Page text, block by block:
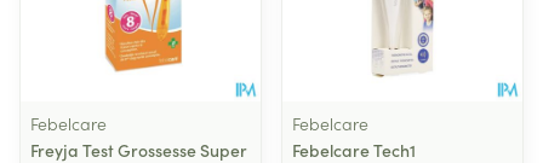
Febelcare
Freyja Test Grossesse Super
Febelcare
Febelcare Tech1